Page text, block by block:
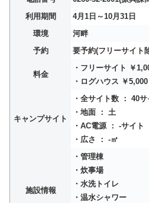
利用期間
4月1日～10月31日
環境
河畔
予約
要予約(フリーサイト
料金
・フリーサイト ￥
・ログハウス ￥
キャンプサイト
・全サイト数 ： 40サ
・地面 ： 土
・AC電源 ： -サイト
・広さ ： -㎡
施設情報
・管理棟
・炊事場
・水洗トイレ
・温水シャワー